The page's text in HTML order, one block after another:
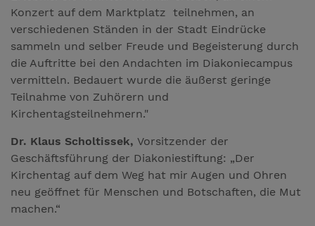
Konzert auf dem Marktplatz teilnehmen, an
verschiedenen Ständen in der Stadt Eindrücke
sammeln und selber Freude und Begeisterung durch
die Auftritte bei den Andachten im Diakoniecampus
vermitteln. Bedauert wurde die äußerst geringe
Teilnahme von Zuhörern und
Kirchentagsteilnehmern."
Dr. Klaus Scholtissek, Vorsitzender der
Geschäftsführung der Diakoniestiftung: „Der
Kirchentag auf dem Weg hat mir Augen und Ohren
neu geöffnet für Menschen und Botschaften, die Mut
machen.“